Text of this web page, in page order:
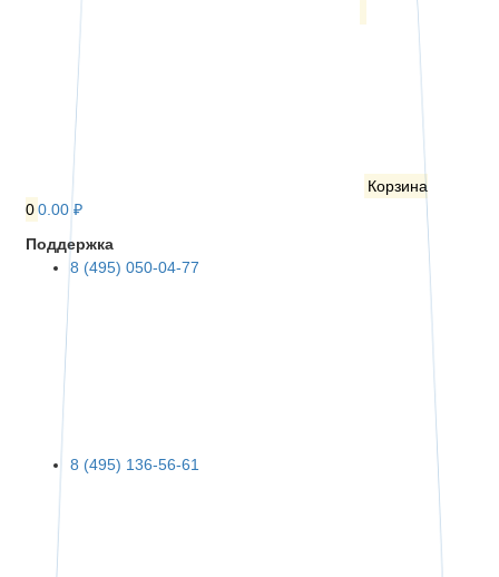
Корзина
00.00 ₽
Поддержка
8 (495) 050-04-77
8 (495) 136-56-61